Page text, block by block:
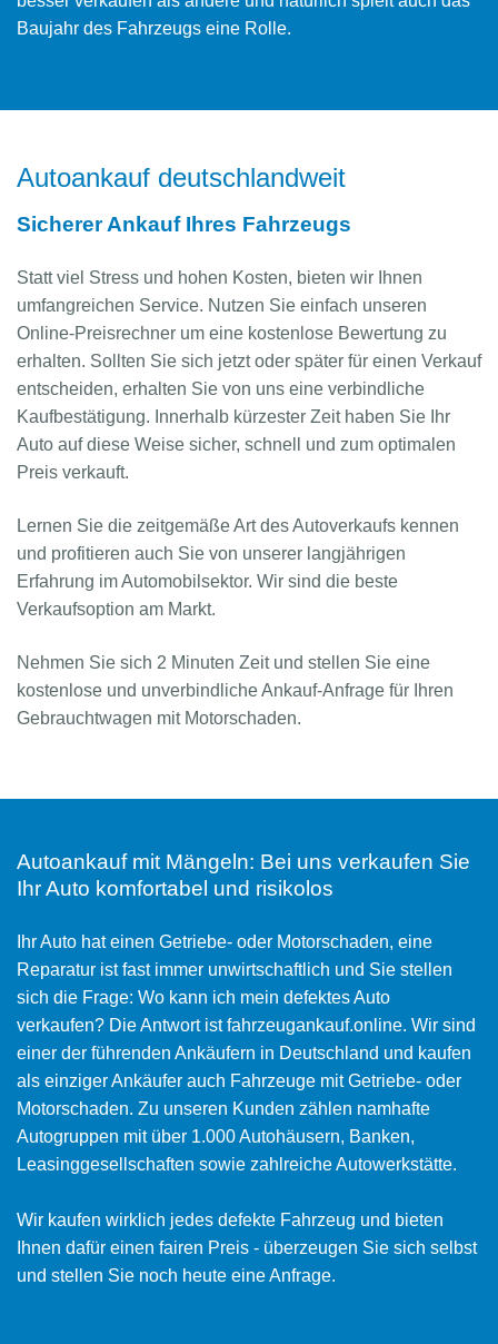
Baujahr des Fahrzeugs eine Rolle.
Autoankauf deutschlandweit
Sicherer Ankauf Ihres Fahrzeugs
Statt viel Stress und hohen Kosten, bieten wir Ihnen
umfangreichen Service. Nutzen Sie einfach unseren
Online-Preisrechner um eine kostenlose Bewertung zu
erhalten. Sollten Sie sich jetzt oder später für einen Verkauf
entscheiden, erhalten Sie von uns eine verbindliche
Kaufbestätigung. Innerhalb kürzester Zeit haben Sie Ihr
Auto auf diese Weise sicher, schnell und zum optimalen
Preis verkauft.
Lernen Sie die zeitgemäße Art des Autoverkaufs kennen
und profitieren auch Sie von unserer langjährigen
Erfahrung im Automobilsektor. Wir sind die beste
Verkaufsoption am Markt.
Nehmen Sie sich 2 Minuten Zeit und stellen Sie eine
kostenlose und unverbindliche Ankauf-Anfrage für Ihren
Gebrauchtwagen mit Motorschaden.
Autoankauf mit Mängeln: Bei uns verkaufen Sie
Ihr Auto komfortabel und risikolos
Ihr Auto hat einen Getriebe- oder Motorschaden, eine
Reparatur ist fast immer unwirtschaftlich und Sie stellen
sich die Frage: Wo kann ich mein defektes Auto
verkaufen? Die Antwort ist fahrzeugankauf.online. Wir sind
einer der führenden Ankäufern in Deutschland und kaufen
als einziger Ankäufer auch Fahrzeuge mit Getriebe- oder
Motorschaden. Zu unseren Kunden zählen namhafte
Autogruppen mit über 1.000 Autohäusern, Banken,
Leasinggesellschaften sowie zahlreiche Autowerkstätte.
Wir kaufen wirklich jedes defekte Fahrzeug und bieten
Ihnen dafür einen fairen Preis - überzeugen Sie sich selbst
und stellen Sie noch heute eine Anfrage.